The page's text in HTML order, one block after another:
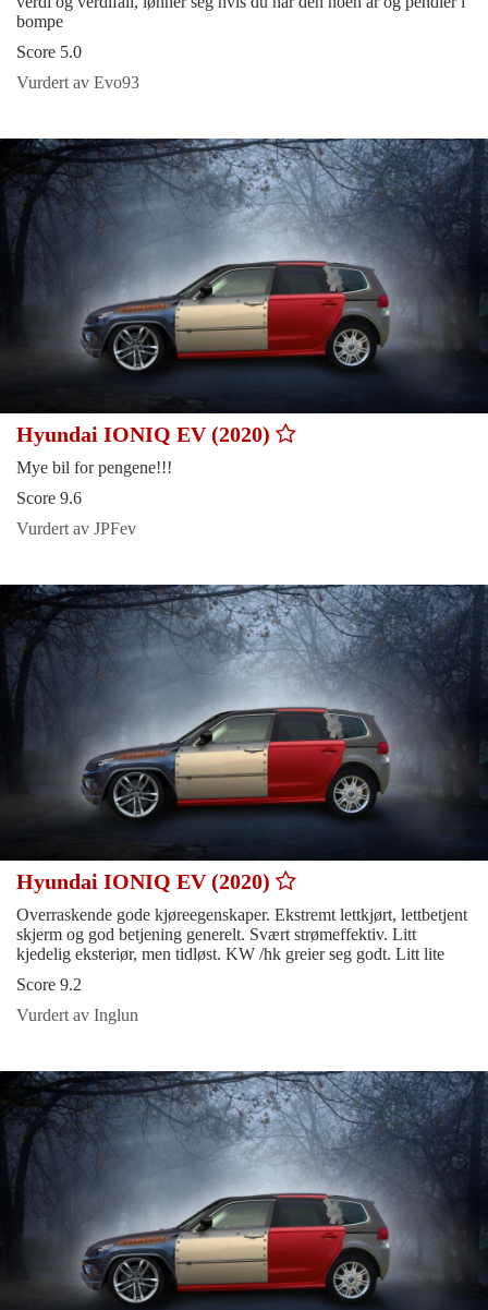
bompe
Score 5.0
Vurdert av Evo93
Hyundai IONIQ EV (2020)
Mye bil for pengene!!!
Score 9.6
Vurdert av JPFev
Hyundai IONIQ EV (2020)
Overraskende gode kjøreegenskaper. Ekstremt lettkjørt, lettbetjent
skjerm og god betjening generelt. Svært strømeffektiv. Litt
kjedelig eksteriør, men tidløst. KW /hk greier seg godt. Litt lite
Score 9.2
Vurdert av Inglun